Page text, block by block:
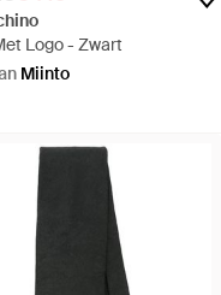
Logo - Zwart
Miinto